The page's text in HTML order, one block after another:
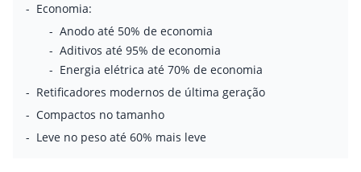
- Economia:
- Anodo até 50% de economia
- Aditivos até 95% de economia
- Energia elétrica até 70% de economia
- Retificadores modernos de última geração
- Compactos no tamanho
- Leve no peso até 60% mais leve